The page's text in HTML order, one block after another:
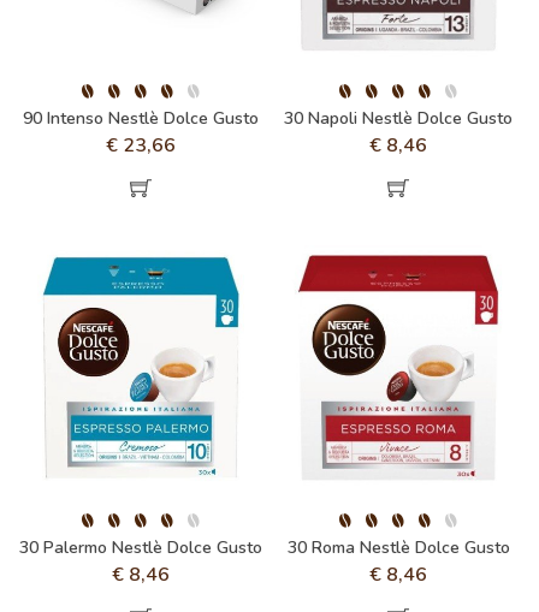
90 Intenso Nestlè Dolce Gusto
€ 23,66
30 Napoli Nestlè Dolce Gusto
€ 8,46
30 Palermo Nestlè Dolce Gusto
€ 8,46
30 Roma Nestlè Dolce Gusto
€ 8,46